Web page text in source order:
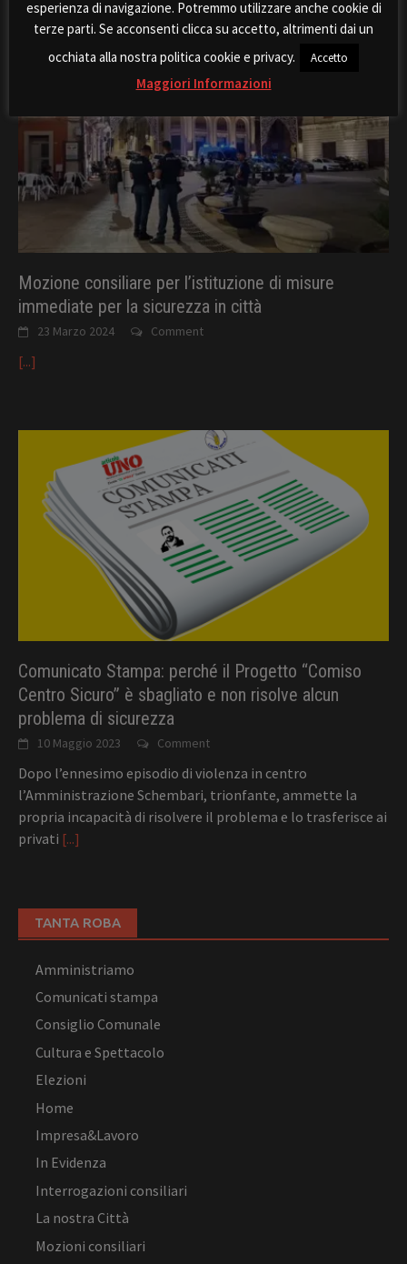
Mozione consiliare per l’istituzione di misure
immediate per la sicurezza in città
23 Marzo 2024 Comment
[...]
Comunicato Stampa: perché il Progetto “Comiso
Centro Sicuro” è sbagliato e non risolve alcun
problema di sicurezza
10 Maggio 2023 Comment
Dopo l’ennesimo episodio di violenza in centro
l’Amministrazione Schembari, trionfante, ammette la
propria incapacità di risolvere il problema e lo trasferisce ai
privati [...]
TANTA ROBA
Amministriamo
Comunicati stampa
Consiglio Comunale
Cultura e Spettacolo
Elezioni
Home
Impresa&Lavoro
In Evidenza
Interrogazioni consiliari
La nostra Città
Mozioni consiliari
esperienza di navigazione. Potremmo utilizzare anche cookie di
terze parti. Se acconsenti clicca su accetto, altrimenti dai un
occhiata alla nostra politica cookie e privacy.
Accetto
Maggiori Informazioni